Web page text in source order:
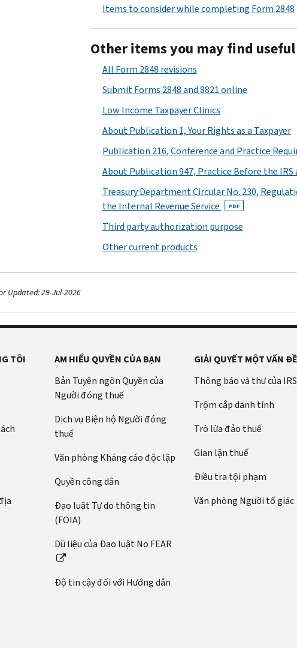
Items to consider while completing Form 2848
Other items you may find useful
All Form 2848 revisions
Submit Forms 2848 and 8821 online
Low Income Taxpayer Clinics
About Publication 1, Your Rights as a Taxpayer
Publication 216, Conference and Practice
About Publication 947, Practice Before the
Treasury Department Circular No. 230,
the Internal Revenue Service
PDF
Third party authorization purpose
Other current products
Updated: 29-Jul-2026
TÔI
AM HIỂU QUYỀN CỦA BẠN
Bản Tuyên ngôn Quyền của
Người đóng thuế
Dịch vụ Biện hộ Người đóng
thuế
Văn phòng Kháng cáo độc lập
Quyền công dân
Đạo luật Tự do thông tin
(FOIA)
Dữ liệu của Đạo luật No FEAR
Độ tin cậy đối với Hướng dẫn
GIẢI QUYẾT MỘT VẤN ĐỀ
Thông báo và thư của IRS
Trộm cắp danh tính
Trò lừa đảo thuế
Gian lận thuế
Điều tra tội phạm
Văn phòng Người tố giác